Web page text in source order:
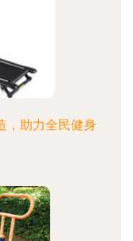
，助力全民健身